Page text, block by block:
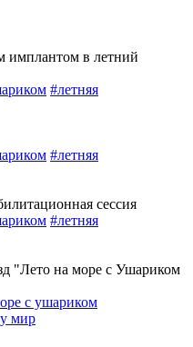
имплантом в летний
#летняя
#летняя
сессия
#летняя
"Лето на море с Ушариком
с ушариком
мир